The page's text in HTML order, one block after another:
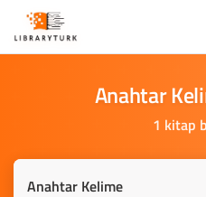
Anahtar
1 kitap